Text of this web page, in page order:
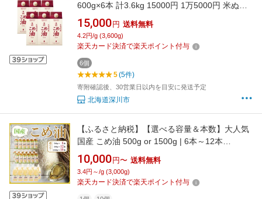
600g×6本 計3.6kg 15000円 1万5000円 米ぬか
100％使用 米油 コメ油 こめあぶら 油 調理油 食
用油 調味料 国産 常温 北海道 深川市 送料無料
15,000 円 送料無料
4.2円/g (3,600g)
楽天カード決済で楽天ポイント付与
6個
5(5件)
寄附確認後、30営業日以内を目安に発送予定
北海道深川市
【ふるさと納税】【選べる容量＆本数】大人気
国産 こめ油 500g or 1500g | 6本～12本
【MS92】 | こめ油 米油 食用油 国産 和歌山 人
気 おすすめ 便利 健康 食品 消耗 調味料 お米 米
食生活 健康食品 コレステロール 高野町 高野山
10,000 円〜 送料無料
3.4円～/g (3,000g)
楽天カード決済で楽天ポイント付与